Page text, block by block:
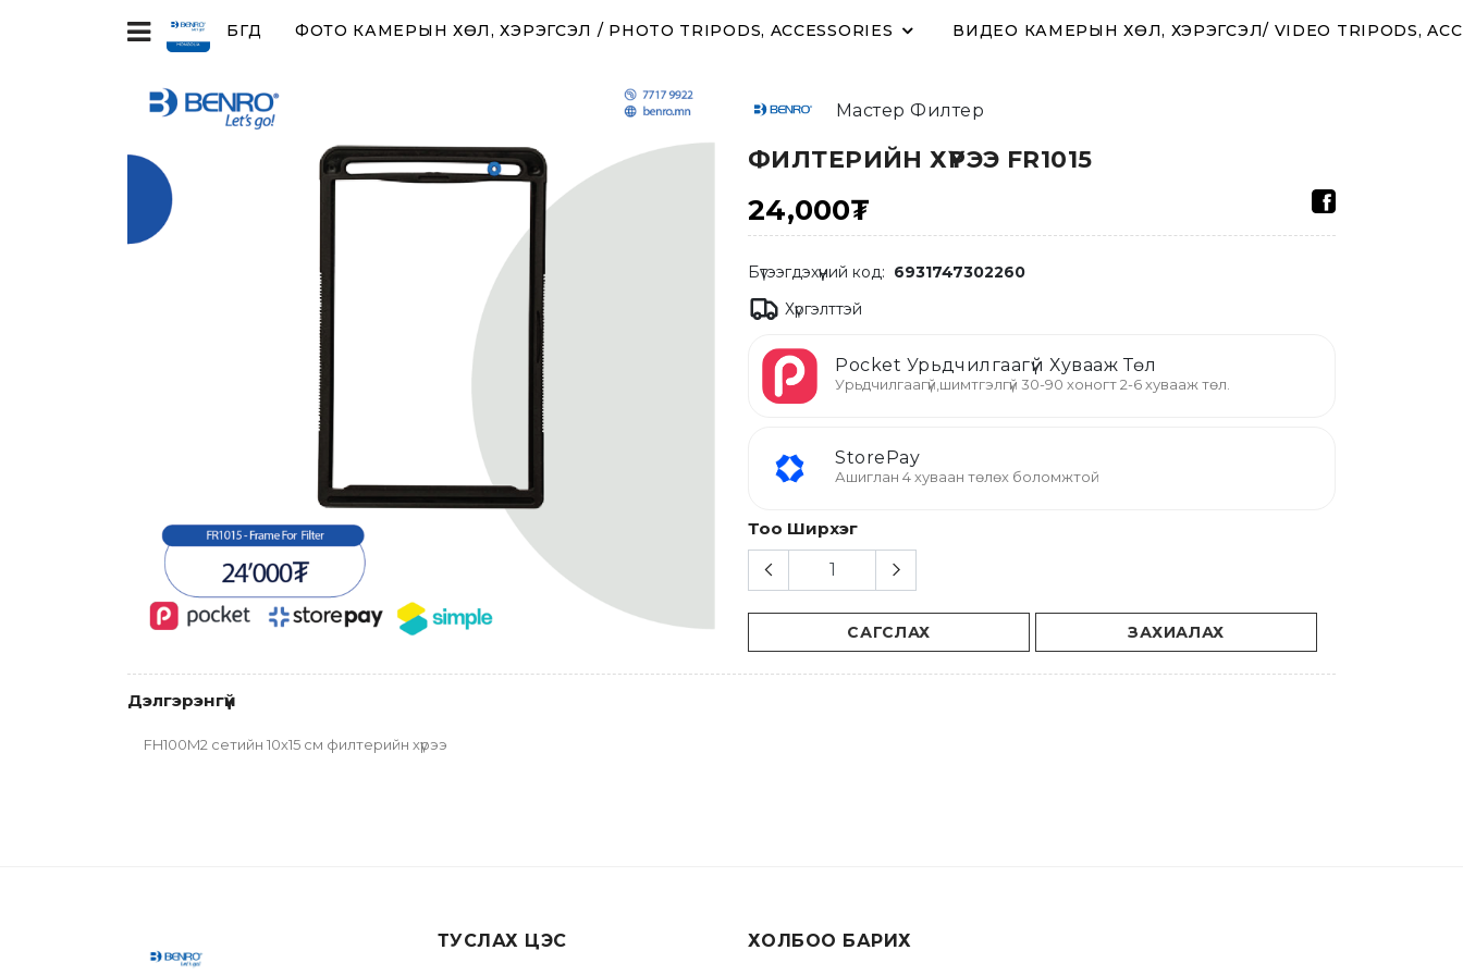
БҮГД ФОТО КАМЕРЫН ХӨЛ, ХЭРЭГСЭЛ / PHOTO TRIPODS, ACCESSORIES ВИДЕО КАМЕРЫН ХӨЛ, ХЭРЭГСЭЛ/ VIDEO TRIPODS,
Мастер Филтер
ФИЛТЕРИЙН ХҮРЭЭ FR1015
24,000₮
Бүтээгдэхүүний код: 6931747302260
Хүргэлттэй
Pocket Урьдчилгаагүй Хувааж Төл
Урьдчилгаагүй,шимтгэлгүй 30-90 хоногт 2-6 хувааж төл.
StorePay
Ашиглан 4 хуваан төлөх боломжтой
Тоо Ширхэг
САГСЛАХ ЗАХИАЛАХ
Дэлгэрэнгүй
FH100M2 сетийн 10х15 см филтерийн хүрээ
ТУСЛАХ ЦЭС ХОЛБОО БАРИХ